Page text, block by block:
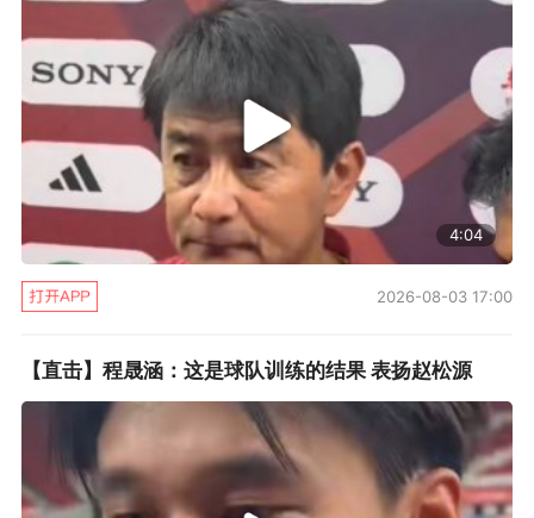
4:04
2026-08-03 17:00
【直击】程晟涵：这是球队训练的结果 表扬赵松源